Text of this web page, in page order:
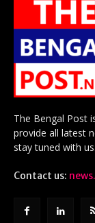
The Bengal Post
provide all latest
stay tuned with us.
Contact us: